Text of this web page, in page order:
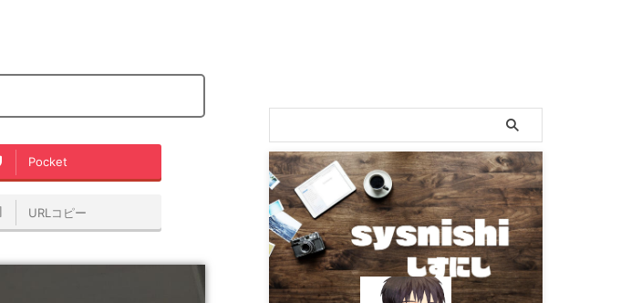
Pocket
URLコピー